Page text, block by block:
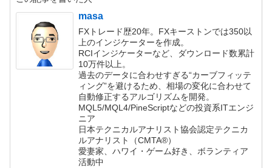
masa
FXトレード歴20年。FXキーストンでは350以
上のインジケーターを作成。
RCIインジケーターなど、ダウンロード数累計
10万件以上。
過去のデータに合わせすぎる“カーブフィッテ
ィング”を避けるため、相場の変化に合わせて
自動修正するアルゴリズムを開発。
MQL5/MQL4/PineScriptなどの投資系ITエンジ
ニア
日本テクニカルアナリスト協会認定テクニカ
ルアナリスト（CMTA®）
愛妻家、ハワイ・ゲーム好き、ボランティア
活動中